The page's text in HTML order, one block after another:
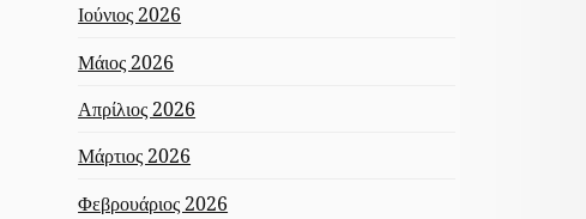
Ιούνιος 2026
Μάιος 2026
Απρίλιος 2026
Μάρτιος 2026
Φεβρουάριος 2026